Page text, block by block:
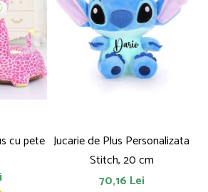
cu pete Jucarie de Plus Personalizata
Stitch, 20 cm
70,16 Lei